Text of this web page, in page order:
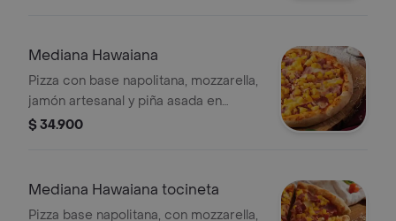
Mediana Hawaiana
Pizza con base napolitana, mozzarella,
jamón artesanal y piña asada en
cubos.
$ 34.900
Mediana Hawaiana tocineta
Pizza base napolitana, con mozzarella,